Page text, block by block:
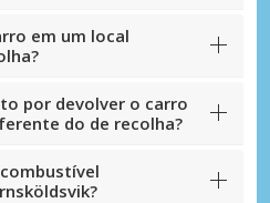
em um local
por devolver o carro
do de recolha?